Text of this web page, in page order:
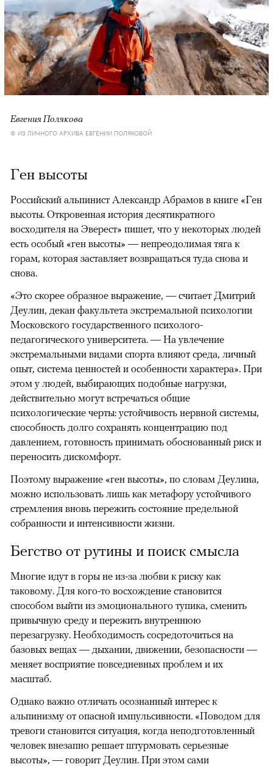
Евгения Полякова
© ИЗ ЛИЧНОГО АРХИВА ЕВГЕНИИ ПОЛЯКОВОЙ
Ген высоты
Российский альпинист Александр Абрамов в книге «Ген
высоты. Откровенная история десятикратного
восходителя на Эверест» пишет, что у некоторых людей
есть особый «ген высоты» — непреодолимая тяга к
горам, которая заставляет возвращаться туда снова и
снова.
«Это скорее образное выражение, — считает Дмитрий
Деулин, декан факультета экстремальной психологии
Московского государственного психолого-
педагогического университета. — На увлечение
экстремальными видами спорта влияют среда, личный
опыт, система ценностей и особенности характера». При
этом у людей, выбирающих подобные нагрузки,
действительно могут встречаться общие
психологические черты: устойчивость нервной системы,
способность долго сохранять концентрацию под
давлением, готовность принимать обоснованный риск и
переносить дискомфорт.
Поэтому выражение «ген высоты», по словам Деулина,
можно использовать лишь как метафору устойчивого
стремления вновь пережить состояние предельной
собранности и интенсивности жизни.
Бегство от рутины и поиск смысла
Многие идут в горы не из-за любви к риску как
таковому. Для кого-то восхождение становится
способом выйти из эмоционального тупика, сменить
привычную среду и пережить внутреннюю
перезагрузку. Необходимость сосредоточиться на
базовых вещах — дыхании, движении, безопасности —
меняет восприятие повседневных проблем и их
масштаб.
Однако важно отличать осознанный интерес к
альпинизму от опасной импульсивности. «Поводом для
тревоги становится ситуация, когда неподготовленный
человек внезапно решает штурмовать серьезные
высоты», — говорит Деулин. При этом сами